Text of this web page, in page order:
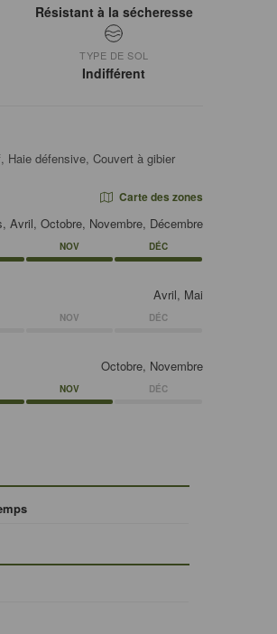
Résistant à la sécheresse
TYPE DE SOL
Indifférent
Haie défensive, Couvert à gibier
Carte des zones
Avril, Octobre, Novembre, Décembre
NOV DÉC
Avril, Mai
NOV DÉC
Octobre, Novembre
NOV DÉC